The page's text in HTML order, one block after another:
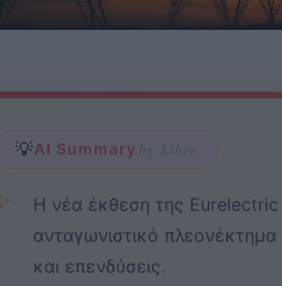
💡AI Summary by Libre
Η νέα έκθεση της Eurelectric
ανταγωνιστικό
και επενδύσεις.